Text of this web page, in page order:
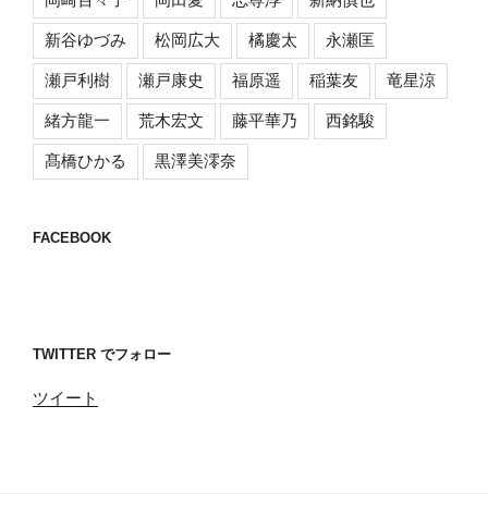
新谷ゆづみ 松岡広大 橘慶太 永瀬匡
瀬戸利樹 瀬戸康史 福原遥 稲葉友 竜星涼
緒方龍一 荒木宏文 藤平華乃 西銘駿
髙橋ひかる 黒澤美澪奈
FACEBOOK
TWITTER でフォロー
ツイート